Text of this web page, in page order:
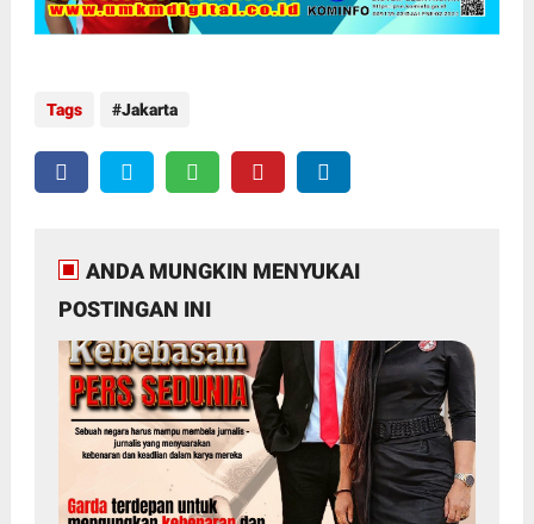
Tags Jakarta
ANDA MUNGKIN MENYUKAI
POSTINGAN INI